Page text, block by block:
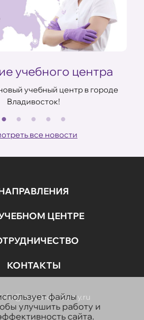
учебного центра
учебный центр в городе
Владивосток!
все новости
ЦЕНТРЕ
КОНТАКТЫ
info@aravia-academy.ru
файлы
улучшить работу и
сайта.